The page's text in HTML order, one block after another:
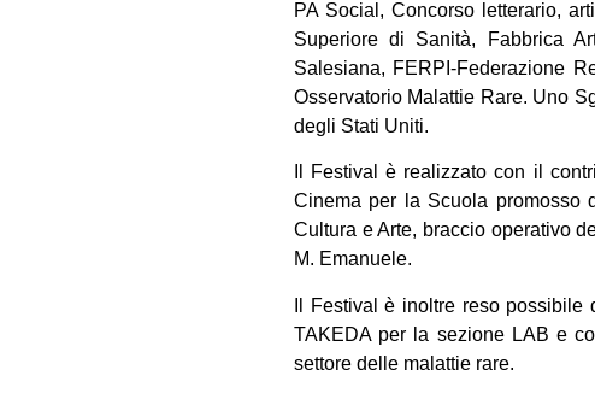
PA Social, Concorso letterario,
Superiore di Sanità, Fabbrica
Salesiana, FERPI-Federazione
Osservatorio Malattie Rare. Uno
degli Stati Uniti.
Il Festival è realizzato con il
Cinema per la Scuola promosso
Cultura e Arte, braccio operativo
M. Emanuele.
Il Festival è inoltre reso
TAKEDA per la sezione LAB e
settore delle malattie rare.